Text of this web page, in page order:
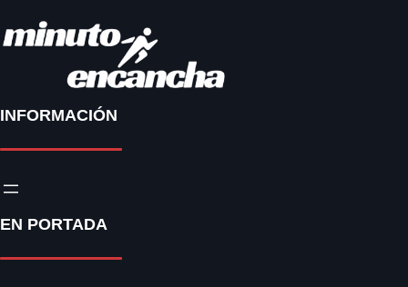
INFORMACIÓN
EN PORTADA